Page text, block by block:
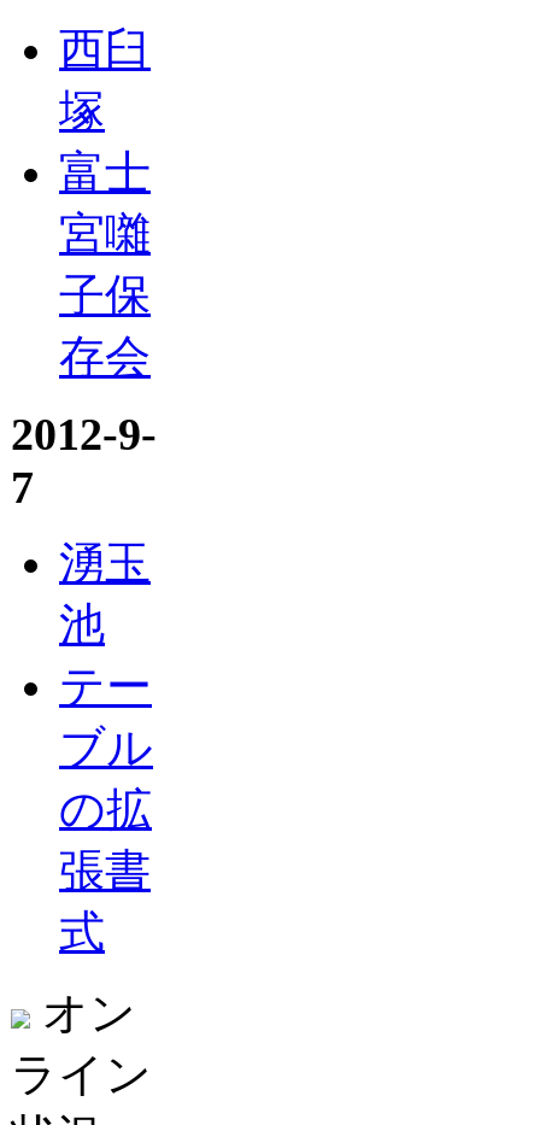
西臼
塚
富士
宮囃
子保
存会
2012-9-
7
湧玉
池
テー
ブル
の拡
張書
式
オン
ライン